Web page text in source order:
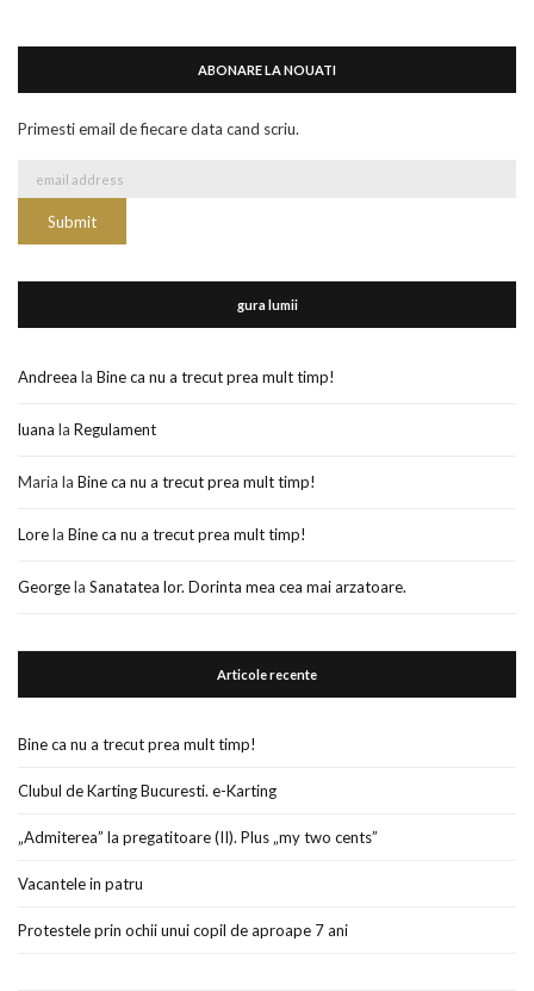
ABONARE LA NOUATI
Primesti email de fiecare data cand scriu.
gura lumii
Andreea la Bine ca nu a trecut prea mult timp!
luana la Regulament
Maria la Bine ca nu a trecut prea mult timp!
Lorela Bine ca nu a trecut prea mult timp!
Georgela Sanatatea lor. Dorinta mea cea mai arzatoare.
Articole recente
Bine ca nu a trecut prea mult timp!
Clubul de Karting Bucuresti. e-Karting
„Admiterea” la pregatitoare (II). Plus „my two cents”
Vacantele in patru
Protestele prin ochii unui copil de aproape 7 ani